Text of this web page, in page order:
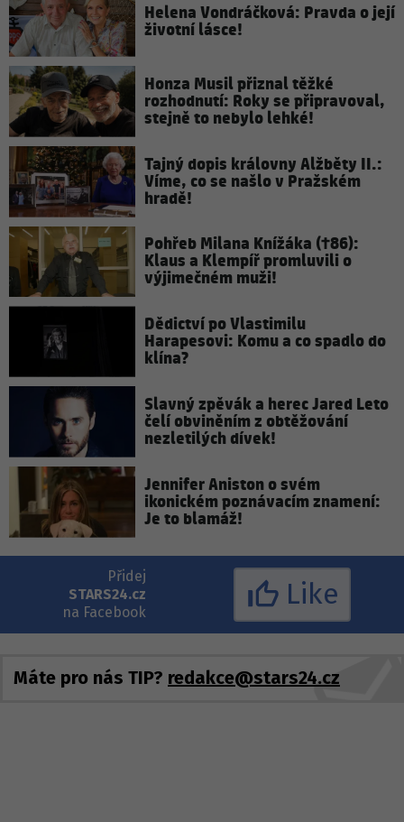
Helena Vondráčková: Pravda o její
životní lásce!
Honza Musil přiznal těžké
rozhodnutí: Roky se připravoval,
stejně to nebylo lehké!
Tajný dopis královny Alžběty II.:
Víme, co se našlo v Pražském
hradě!
Pohřeb Milana Knížáka (†86):
Klaus a Klempíř promluvili o
výjimečném muži!
Dědictví po Vlastimilu
Harapesovi: Komu a co spadlo do
klína?
Slavný zpěvák a herec Jared Leto
čelí obviněním z obtěžování
nezletilých dívek!
Jennifer Aniston o svém
ikonickém poznávacím znamení:
Je to blamáž!
Přidej
STARS24.cz
na Facebook
Like
Máte pro nás TIP? redakce@stars24.cz